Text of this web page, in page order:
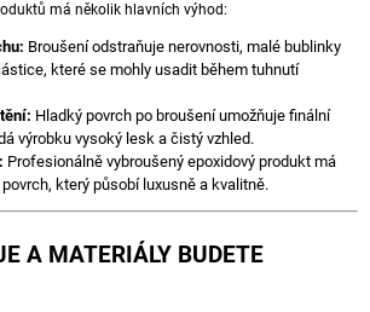
má několik hlavních výhod:
Broušení odstraňuje nerovnosti, malé bublinky
které se mohly usadit během tuhnutí
Hladký povrch po broušení umožňuje finální
výrobku vysoký lesk a čistý vzhled.
Profesionálně vybroušený epoxidový produkt má
který působí luxusně a kvalitně.
A MATERIÁLY BUDETE